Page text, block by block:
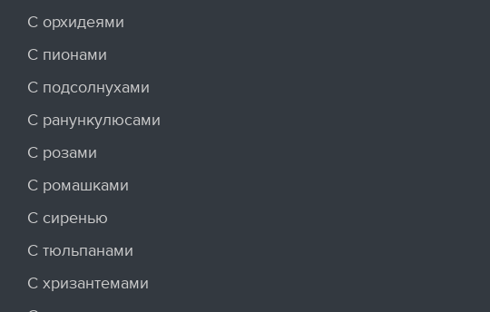
С орхидеями
С пионами
С подсолнухами
С ранункулюсами
С розами
С ромашками
С сиренью
С тюльпанами
С хризантемами